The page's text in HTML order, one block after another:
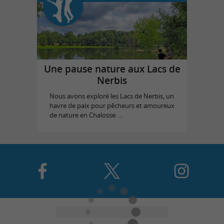
Une pause nature aux Lacs de
Nerbis
Nous avons exploré les Lacs de Nerbis, un
havre de paix pour pêcheurs et amoureux
de nature en Chalosse. ...